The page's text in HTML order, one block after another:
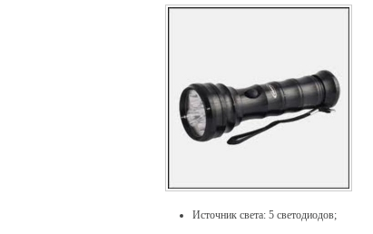
Источник света: 5 светодиодов;